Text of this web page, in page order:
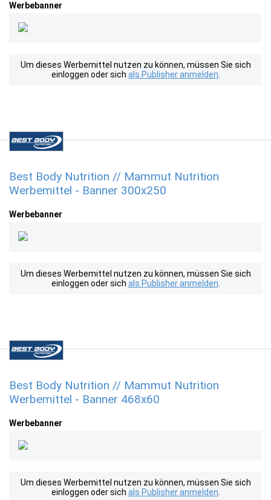
Werbebanner
Um dieses Werbemittel nutzen zu können, müssen Sie sich
einloggen oder sich als Publisher anmelden
Best Body Nutrition // Mammut Nutrition
Werbemittel - Banner 300x250
Werbebanner
Um dieses Werbemittel nutzen zu können, müssen Sie sich
einloggen oder sich als Publisher anmelden
Best Body Nutrition // Mammut Nutrition
Werbemittel - Banner 468x60
Werbebanner
Um dieses Werbemittel nutzen zu können, müssen Sie sich
einloggen oder sich als Publisher anmelden